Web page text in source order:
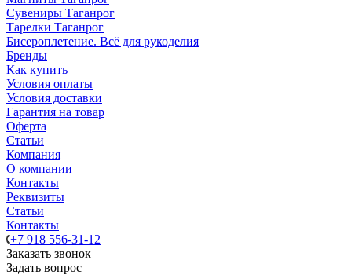
Сувениры Таганрог
Тарелки Таганрог
Бисероплетение. Всё для рукоделия
Бренды
Как купить
Условия оплаты
Условия доставки
Гарантия на товар
Оферта
Статьи
Компания
О компании
Контакты
Реквизиты
Статьи
Контакты
+7 918 556-31-12
Заказать звонок
Задать вопрос